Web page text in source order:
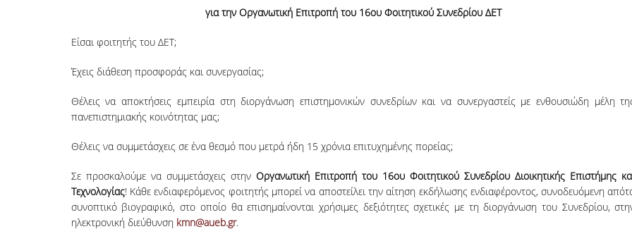
για την Οργανωτική Επιτροπή του 16ου Φοιτητικού Συνεδρίου ΔΕΤ
Είσαι φοιτητής του ΔΕΤ;
Έχεις διάθεση προσφοράς και συνεργασίας;
Θέλεις να αποκτήσεις εμπειρία στη διοργάνωση επιστημονικών συνεδρίων και να συνεργαστείς με ενθουσιώδη μέλη
πανεπιστημιακής κοινότητας μας;
Θέλεις να συμμετάσχεις σε ένα θεσμό που μετρά ήδη 15 χρόνια επιτυχημένης πορείας;
Σε προσκαλούμε να συμμετάσχεις στηνΟργανωτική Επιτροπή του 16ου Φοιτητικού Συνεδρίου Διοικητικής Επιστήμης
Τεχνολογίας! Κάθε ενδιαφερόμενος φοιτητής μπορεί να αποστείλει την αίτηση εκδήλωσης ενδιαφέροντος, συνοδευόμενη
συνοπτικό βιογραφικό, στο οποίο θα επισημαίνονται χρήσιμες δεξιότητες σχετικές με τη διοργάνωση του Συνεδρίου,
ηλεκτρονική διεύθυνση kmn@aueb.gr.
Διατριβών
ΠΕΡΙΣΣΟΤΕΡΑ